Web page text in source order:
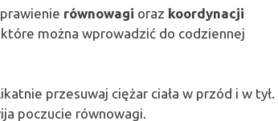
równowagi oraz koordynacji
można wprowadzić do codziennej
przesuwaj ciężar ciała w przód i w tył.
poczucie równowagi.